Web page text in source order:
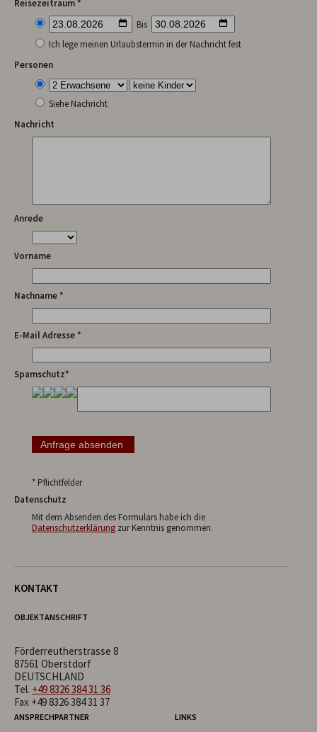
Reisezeitraum *
Bis
Ich lege meinen Urlaubstermin in der Nachricht fest
Personen
Siehe Nachricht
Nachricht
Anrede
Vorname
Nachname *
E-Mail Adresse *
Spamschutz*
* Pflichtfelder
Datenschutz
Mit dem Absenden des Formulars habe ich die
Datenschutzerklärung zur Kenntnis genommen.
KONTAKT
OBJEKTANSCHRIFT
Förderreutherstrasse 8
87561 Oberstdorf
DEUTSCHLAND
Tel. +49 8326 384 31 36
Fax +49 8326 384 31 37
ANSPRECHPARTNER LINKS